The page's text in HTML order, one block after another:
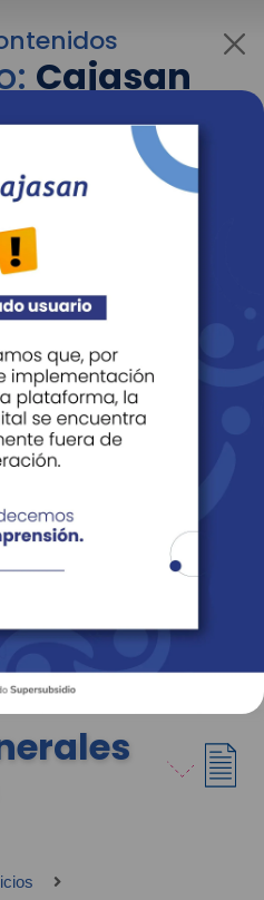
Cajasan
de tu interés más
el menú
Directorio Servicios En Línea